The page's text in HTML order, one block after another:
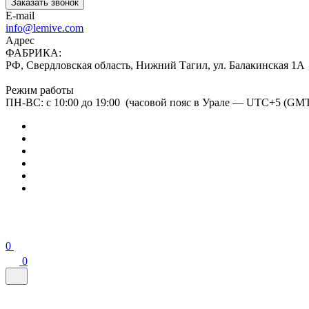
Заказать звонок
E-mail
info@lemive.com
Адрес
ФАБРИКА:
РФ, Свердловская область, Нижний Тагил, ул. Балакинская 1А
Режим работы
ПН-ВС: с 10:00 до 19:00 (часовой пояс в Урале — UTC+5
0
0